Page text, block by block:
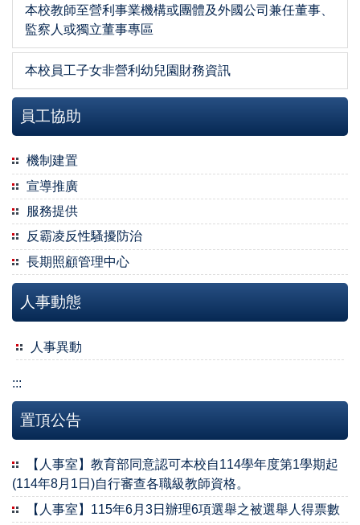
本校教師至營利事業機構或團體及外國公司兼任董事、
監察人或獨立董事專區
本校員工子女非營利幼兒園財務資訊
員工協助
機制建置
宣導推廣
服務提供
反霸凌反性騷擾防治
長期照顧管理中心
人事動態
人事異動
:::
置頂公告
【人事室】教育部同意認可本校自114學年度第1學期起
(114年8月1日)自行審查各職級教師資格。
【人事室】115年6月3日辦理6項選舉之被選舉人得票數